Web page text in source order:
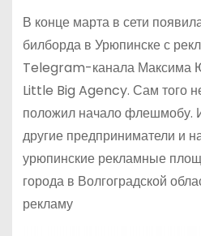
В конце марта в сети
билборда в Урюпинске с
Telegram-канала Максима
Little Big Agency. Сам того
положил начало флешмобу.
другие предприниматели и
урюпинские рекламные
города в Волгоградской
рекламу